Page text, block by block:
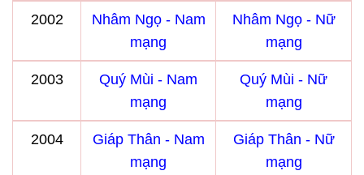
2002
Nhâm Ngọ - Nam
mạng
Nhâm Ngọ - Nữ
mạng
2003
Quý Mùi - Nam
mạng
Quý Mùi - Nữ
mạng
2004
Giáp Thân - Nam
mạng
Giáp Thân - Nữ
mạng